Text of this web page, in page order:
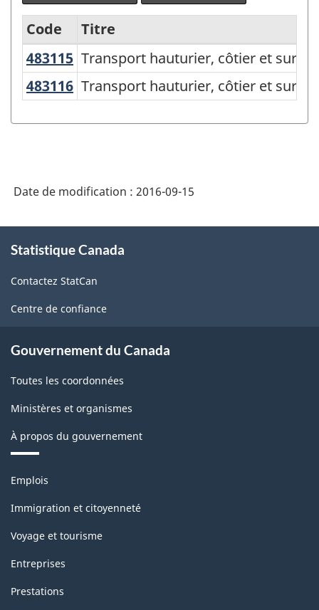
Variante
du
de
l'enquête
sur
la
active
(EPA)
Structure
de
la
classification
Code
Titre
483115 Transport hauturier, côtier et sur
Transport hauturier, côtier et sur
483116 Transport hauturier, côtier et sur
Transport hauturier, côtier et sur
Date de modification : 2016-09-15
propos
ce
site
Statistique Canada
Contactez StatCan
Centre de confiance
Gouvernement du Canada
Toutes les coordonnées
Ministères et organismes
À propos du gouvernement
Thèmes
sujets
Emplois
Immigration et citoyenneté
Voyage et tourisme
Entreprises
Prestations